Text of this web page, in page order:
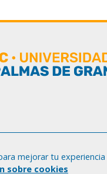
mejorar tu
sobre cookies